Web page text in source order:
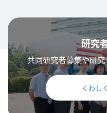
研究
共同研究者募集や研
くわし